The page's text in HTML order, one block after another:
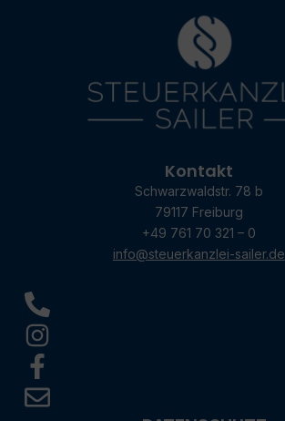
Kontakt
Schwarzwaldstr. 78 b
79117 Freiburg
+49 761 70 321 – 0
info@steuerkanzlei-sailer.de